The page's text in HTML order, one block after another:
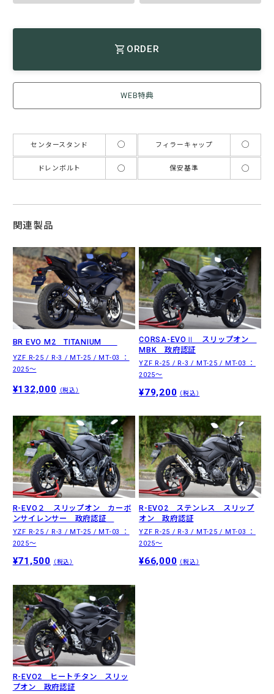
ORDER
WEB特典
センタースタンド ◯ フィラーキャップ ◯
ドレンボルト ◯ 保安基準 ◯
関連製品
BR EVO M2 TITANIUM
YZF R-25 / R-3 / MT-25 / MT-03 ：
2025～
¥132,000 （税込）
CORSA-EVOⅡ スリップオン
MBK 政府認証
YZF R-25 / R-3 / MT-25 / MT-03 ：
2025～
¥79,200 （税込）
R-EVO２ スリップオン カーボ
ンサイレンサー 政府認証
YZF R-25 / R-3 / MT-25 / MT-03 ：
2025～
¥71,500 （税込）
R-EVO2 ステンレス スリップ
オン 政府認証
YZF R-25 / R-3 / MT-25 / MT-03 ：
2025～
¥66,000 （税込）
R-EVO2 ヒートチタン スリッ
プオン 政府認証